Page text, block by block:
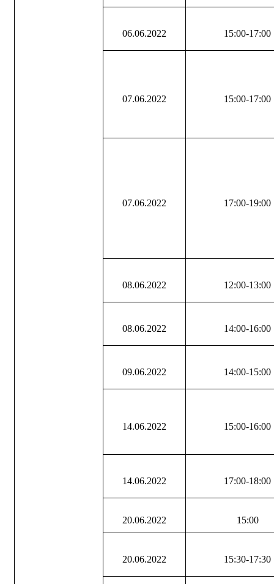
06.06.2022 15:00-17:00
07.06.2022 15:00-17:00
07.06.2022 17:00-19:00
08.06.2022 12:00-13:00
08.06.2022 14:00-16:00
09.06.2022 14:00-15:00
14.06.2022 15:00-16:00
14.06.2022 17:00-18:00
20.06.2022 15:00
20.06.2022 15:30-17:30